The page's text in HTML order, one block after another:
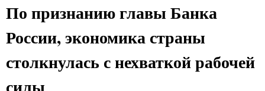
По признанию главы Банка
России, экономика страны
столкнулась с нехваткой рабочей